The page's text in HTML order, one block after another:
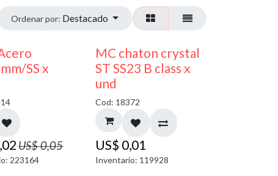
Ordenar por: Destacado
50% DESCUENTO
SS x
US$0,05
223164
MC chaton crystal
ST SS23 B class x
und
Cod: 18372
US$ 0,01
Inventario: 119928